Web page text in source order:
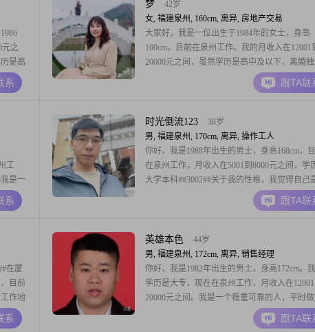
元之
是高
提升
庭放
终
系
梦
42岁
女, 福建泉州, 160cm, 离异, 房地产交易
大家好，我是一位出生于1984年的女士，身高
160cm，目前在泉州工作。我的月收入在12001
20000元之间，虽然学历是高中及以下，离婚独
带一儿一女，介意请绕行，个人觉得做为一个
如果连自己的孩子都能放弃，相信世界上没有
子去承担错误，我一直保持着乐观积极的生活
跟TA联
工
是一
性
个独
系
时光倒流123
38岁
男, 福建泉州, 170cm, 离异, 操作工人
你好，我是1988年出生的男士，身高168cm，
在泉州工作，月收入在5001到8000元之间，学
大学本科##3002##关于我的性格，我觉得自己
个耐心包容的人，平时也挺真诚可靠的
活上我比较勤俭节约，性格随和，比较容易相
候，我是一个电影爱
跟TA联
在厦
目前
作地
于我
在当
系
英雄本色
44岁
男, 福建泉州, 172cm, 离异, 销售经理
你好，我是1982年出生的男士，身高172cm。
学历是大专，现在在泉州工作，月收入在12001
20000元之间。我是一个稳重可靠的人，平时
比较踏实。我也挺幽默风趣的，喜欢开玩笑，
外向健谈，跟人聊天不冷场。我自信果断，遇
跟TA联